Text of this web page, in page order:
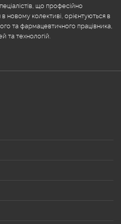
що професійно
новому колективі, орієнтуються в
та фармацевтичного працівника,
та технологій.